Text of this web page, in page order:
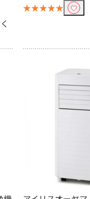
★★★★★